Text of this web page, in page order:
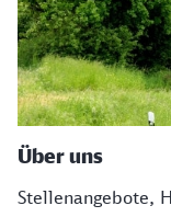
Über uns
Stellenangebote,